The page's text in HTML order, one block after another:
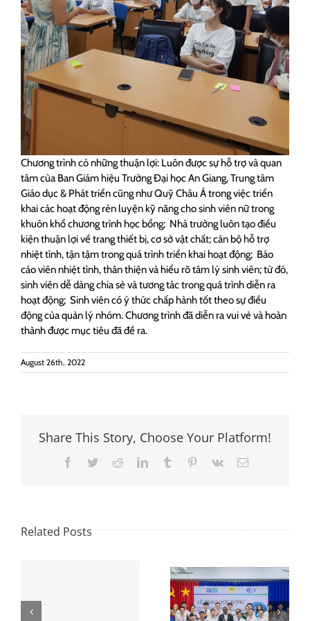
Chương trình có những thuận lợi: Luôn được sự hỗ trợ và quan
tâm của Ban Giám hiệu Trường Đại học An Giang, Trung tâm
Giáo dục & Phát triển cũng như Quỹ Châu Á trong việc triển
khai các hoạt động rèn luyện kỹ năng cho sinh viên nữ trong
khuôn khổ chương trình học bổng; Nhà trường luôn tạo điều
kiện thuận lợi về trang thiết bị, cơ sở vật chất; cán bộ hỗ trợ
nhiệt tình, tận tậm trong quá trình triển khai hoạt động; Báo
cáo viên nhiệt tình, thân thiện và hiểu rõ tâm lý sinh viên; từ đó,
sinh viên dễ dàng chia sẻ và tương tác trong quá trình diễn ra
hoạt động; Sinh viên có ý thức chấp hành tốt theo sự điều
động của quản lý nhóm. Chương trình đã diễn ra vui vẻ và hoàn
thành được mục tiêu đã đề ra.
August 26th, 2022
Share This Story, Choose Your Platform!
Facebook
TwitterRedditLinkedInTumblr Pinterest
Vk Email
Related Posts
Lễ trao học
bổng và tham